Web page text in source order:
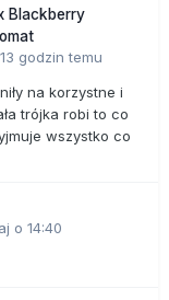
Blackberry
13 godzin temu
na korzystne i
trójka robi to co
wszystko co
o 14:40